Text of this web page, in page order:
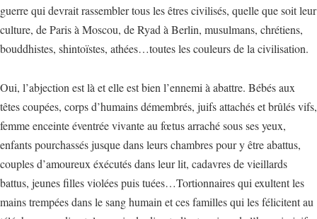
guerre qui devrait rassembler tous les êtres civilisés, quelle que soit leur
culture, de Paris à Moscou, de Ryad à Berlin, musulmans, chrétiens,
bouddhistes, shintoïstes, athées…toutes les couleurs de la civilisation.
Oui, l’abjection est là et elle est bien l’ennemi à abattre. Bébés aux
têtes coupées, corps d’humains démembrés, juifs attachés et brûlés vifs,
femme enceinte éventrée vivante au fœtus arraché sous ses yeux,
enfants pourchassés jusque dans leurs chambres pour y être abattus,
couples d’amoureux éxécutés dans leur lit, cadavres de vieillards
battus, jeunes filles violées puis tuées…Tortionnaires qui exultent les
mains trempées dans le sang humain et ces familles qui les félicitent au